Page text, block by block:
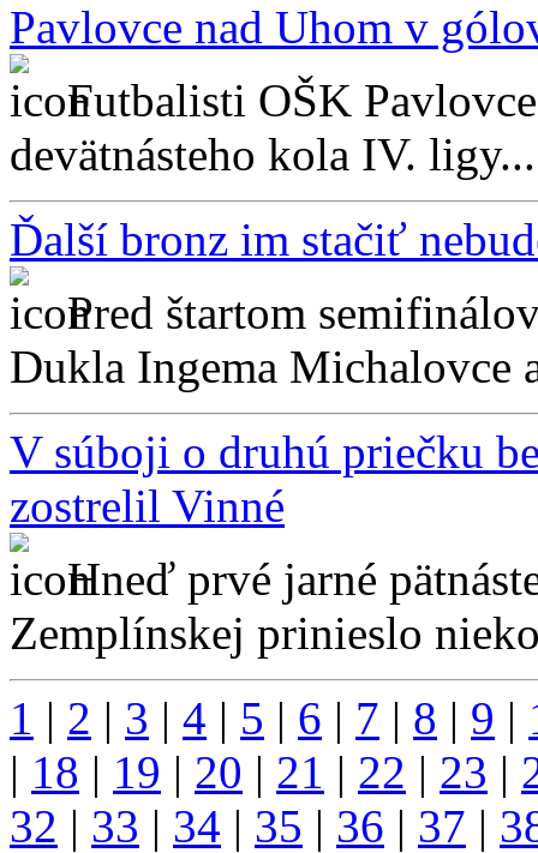
Pavlovce nad Uhom v
Futbalisti OŠK
devätnásteho kola IV. ligy...
Ďalší bronz im stačiť
Pred štartom
Dukla Ingema Michalovce
V súboji o druhú priečku
zostrelil Vinné
Hneď prvé jarné
Zemplínskej prinieslo
1 | 2 | 3 | 4 | 5 | 6 | 7 | 8 | 9 |
| 18 | 19 | 20 | 21 | 22 | 23 |
32 | 33 | 34 | 35 | 36 | 37 |